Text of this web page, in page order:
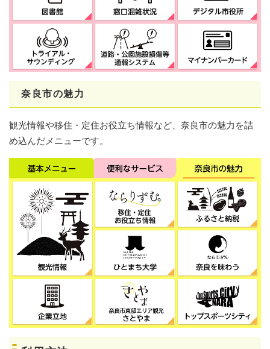
奈良市の魅力
観光情報や移住・定住お役立ち情報など、奈良市の魅力を詰
め込んだメニューです。